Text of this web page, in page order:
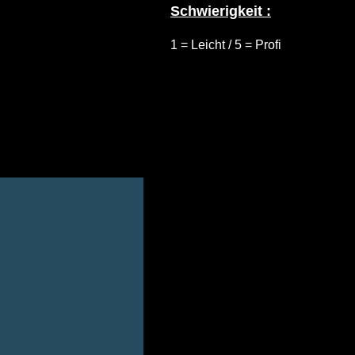
Schwierigkeit :
1 = Leicht / 5 = Profi